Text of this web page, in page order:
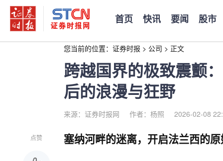
首页 快讯 要闻 股市
您当前的位置： 证券时报 > 公司 > 正文
跨越国界的极致震颤
后的浪漫与狂野
来源：证券时报网 作者：杨照 2026-02-08
点赞 塞纳河畔的迷离，开启法兰西的